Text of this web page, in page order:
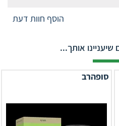
הוסף חוות דעת
שיעניינו אותך...
סופהרב